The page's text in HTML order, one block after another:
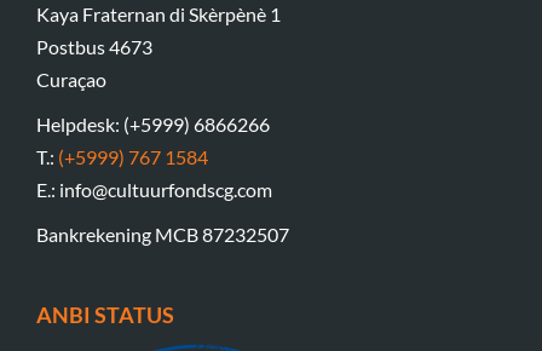
Kaya Fraternan di Skèrpènè 1
Postbus 4673
Curaçao
Helpdesk: (+5999) 6866266
T.: (+5999) 767 1584
E.: info@cultuurfondscg.com
Bankrekening MCB 87232507
ANBI STATUS